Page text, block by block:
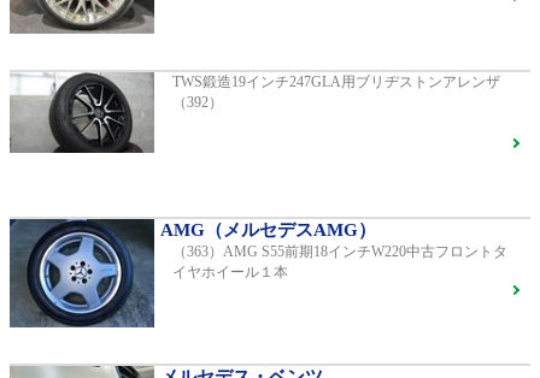
2018年モデル 車検 走行23,500km
ベンツ中古車在庫車情報
【中古タイヤ美品】ピレリPゼロネロ255/30/20 5分山1
メルセデス・ベンツ
TWS EX-fMⅡ Monoblock 20インチ メルセデスベンツ
TWS鍛造19インチ247GLA用ブリヂストンアレンザ
（392）
AMG（メルセデスAMG）
（363）AMG S55前期18インチW220中古フロントタ
イヤホイール１本